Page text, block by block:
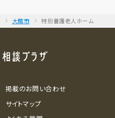
大館市 特別養護老人ホーム
掲載のお問い合わせ
サイトマップ